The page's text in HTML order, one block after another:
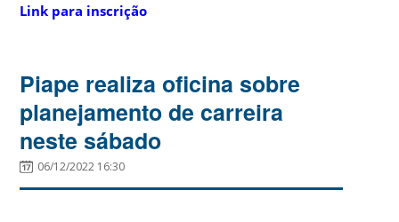
Link para inscrição
Piape realiza oficina sobre
planejamento de carreira
neste sábado
06/12/2022 16:30